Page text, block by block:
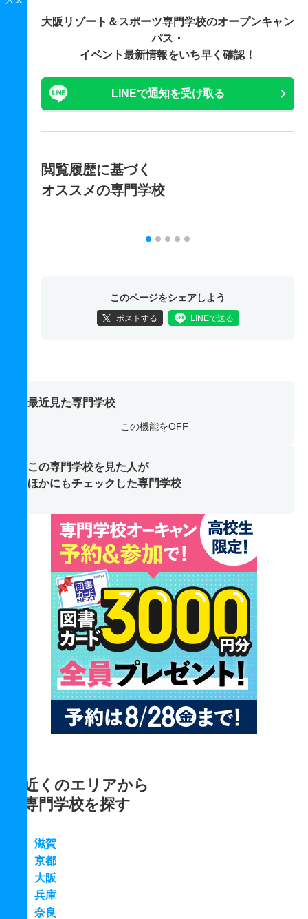
大阪リゾート＆スポーツ専門学校のオープンキャン
パス・
イベント最新情報をいち早く確認！
LINEで通知を受け取る
閲覧履歴に基づく
オススメの専門学校
このページをシェアしよう
ポストする LINEで送る
最近見た専門学校
この機能をOFF
この専門学校を見た人が
ほかにもチェックした専門学校
近くのエリアから
専門学校を探す
滋賀
京都
大阪
兵庫
奈良